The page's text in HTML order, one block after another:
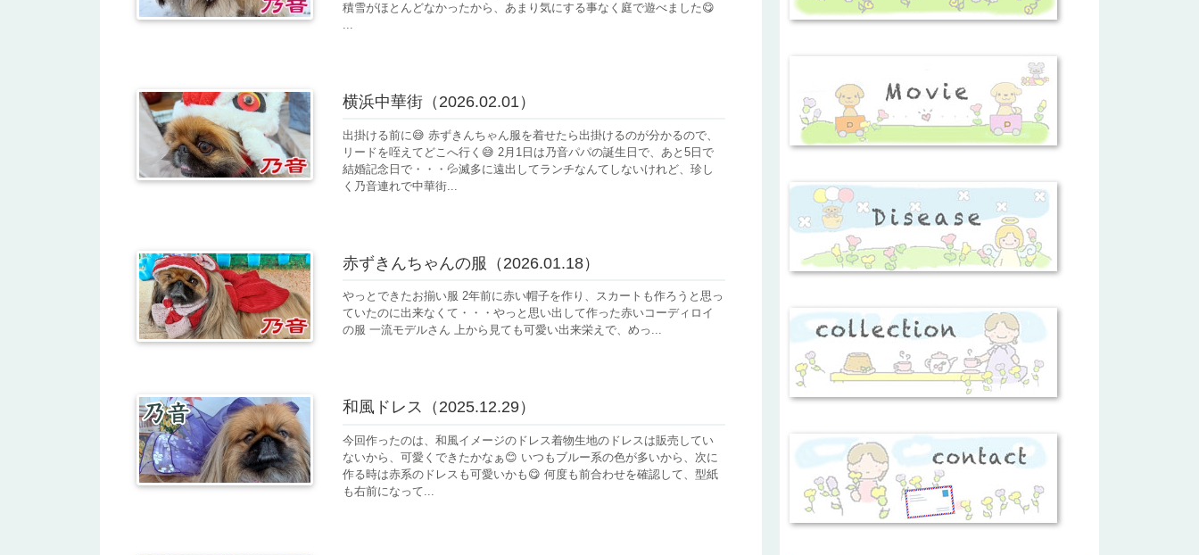
積雪がほとんどなかったから、あまり気にする事なく庭で遊べました😋
...
横浜中華街（2026.02.01）
出掛ける前に😅 赤ずきんちゃん服を着せたら出掛けるのが分かるので、
リードを咥えてどこへ行く😅 2月1日は乃音パパの誕生日で、あと5日で
結婚記念日で・・・💦滅多に遠出してランチなんてしないけれど、珍し
く乃音連れで中華街...
赤ずきんちゃんの服（2026.01.18）
やっとできたお揃い服 2年前に赤い帽子を作り、スカートも作ろうと思っ
ていたのに出来なくて・・・やっと思い出して作った赤いコーディロイ
の服 一流モデルさん 上から見ても可愛い出来栄えで、めっ...
和風ドレス（2025.12.29）
今回作ったのは、和風イメージのドレス着物生地のドレスは販売してい
ないから、可愛くできたかなぁ😊 いつもブルー系の色が多いから、次に
作る時は赤系のドレスも可愛いかも😋 何度も前合わせを確認して、型紙
も右前になって...